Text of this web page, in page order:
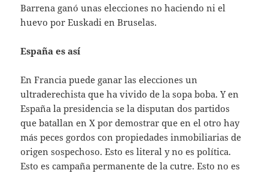
Barrena ganó unas elecciones no haciendo ni el
huevo por Euskadi en Bruselas.
España es así
En Francia puede ganar las elecciones un
ultraderechista que ha vivido de la sopa boba. Y en
España la presidencia se la disputan dos partidos
que batallan en X por demostrar que en el otro hay
más peces gordos con propiedades inmobiliarias de
origen sospechoso. Esto es literal y no es política.
Esto es campaña permanente de la cutre. Esto no es